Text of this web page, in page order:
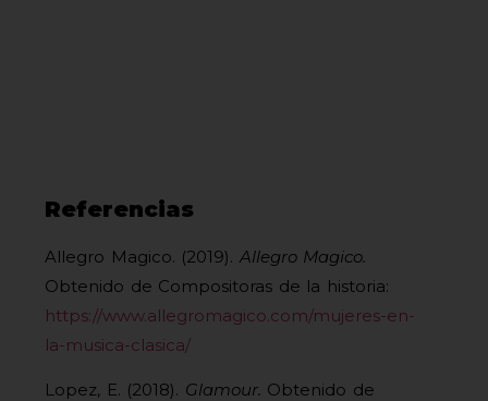
Referencias
Allegro Magico. (2019). Allegro Magico.
Obtenido de Compositoras de la historia:
https://www.allegromagico.com/mujeres-en-
la-musica-clasica/
Lopez, E. (2018). Glamour. Obtenido de